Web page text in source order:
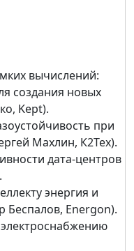
вычислений:
создания новых
Kept).
при
Махлин, К2Тех).
дата-центров
энергия и
Беспалов, Energon).